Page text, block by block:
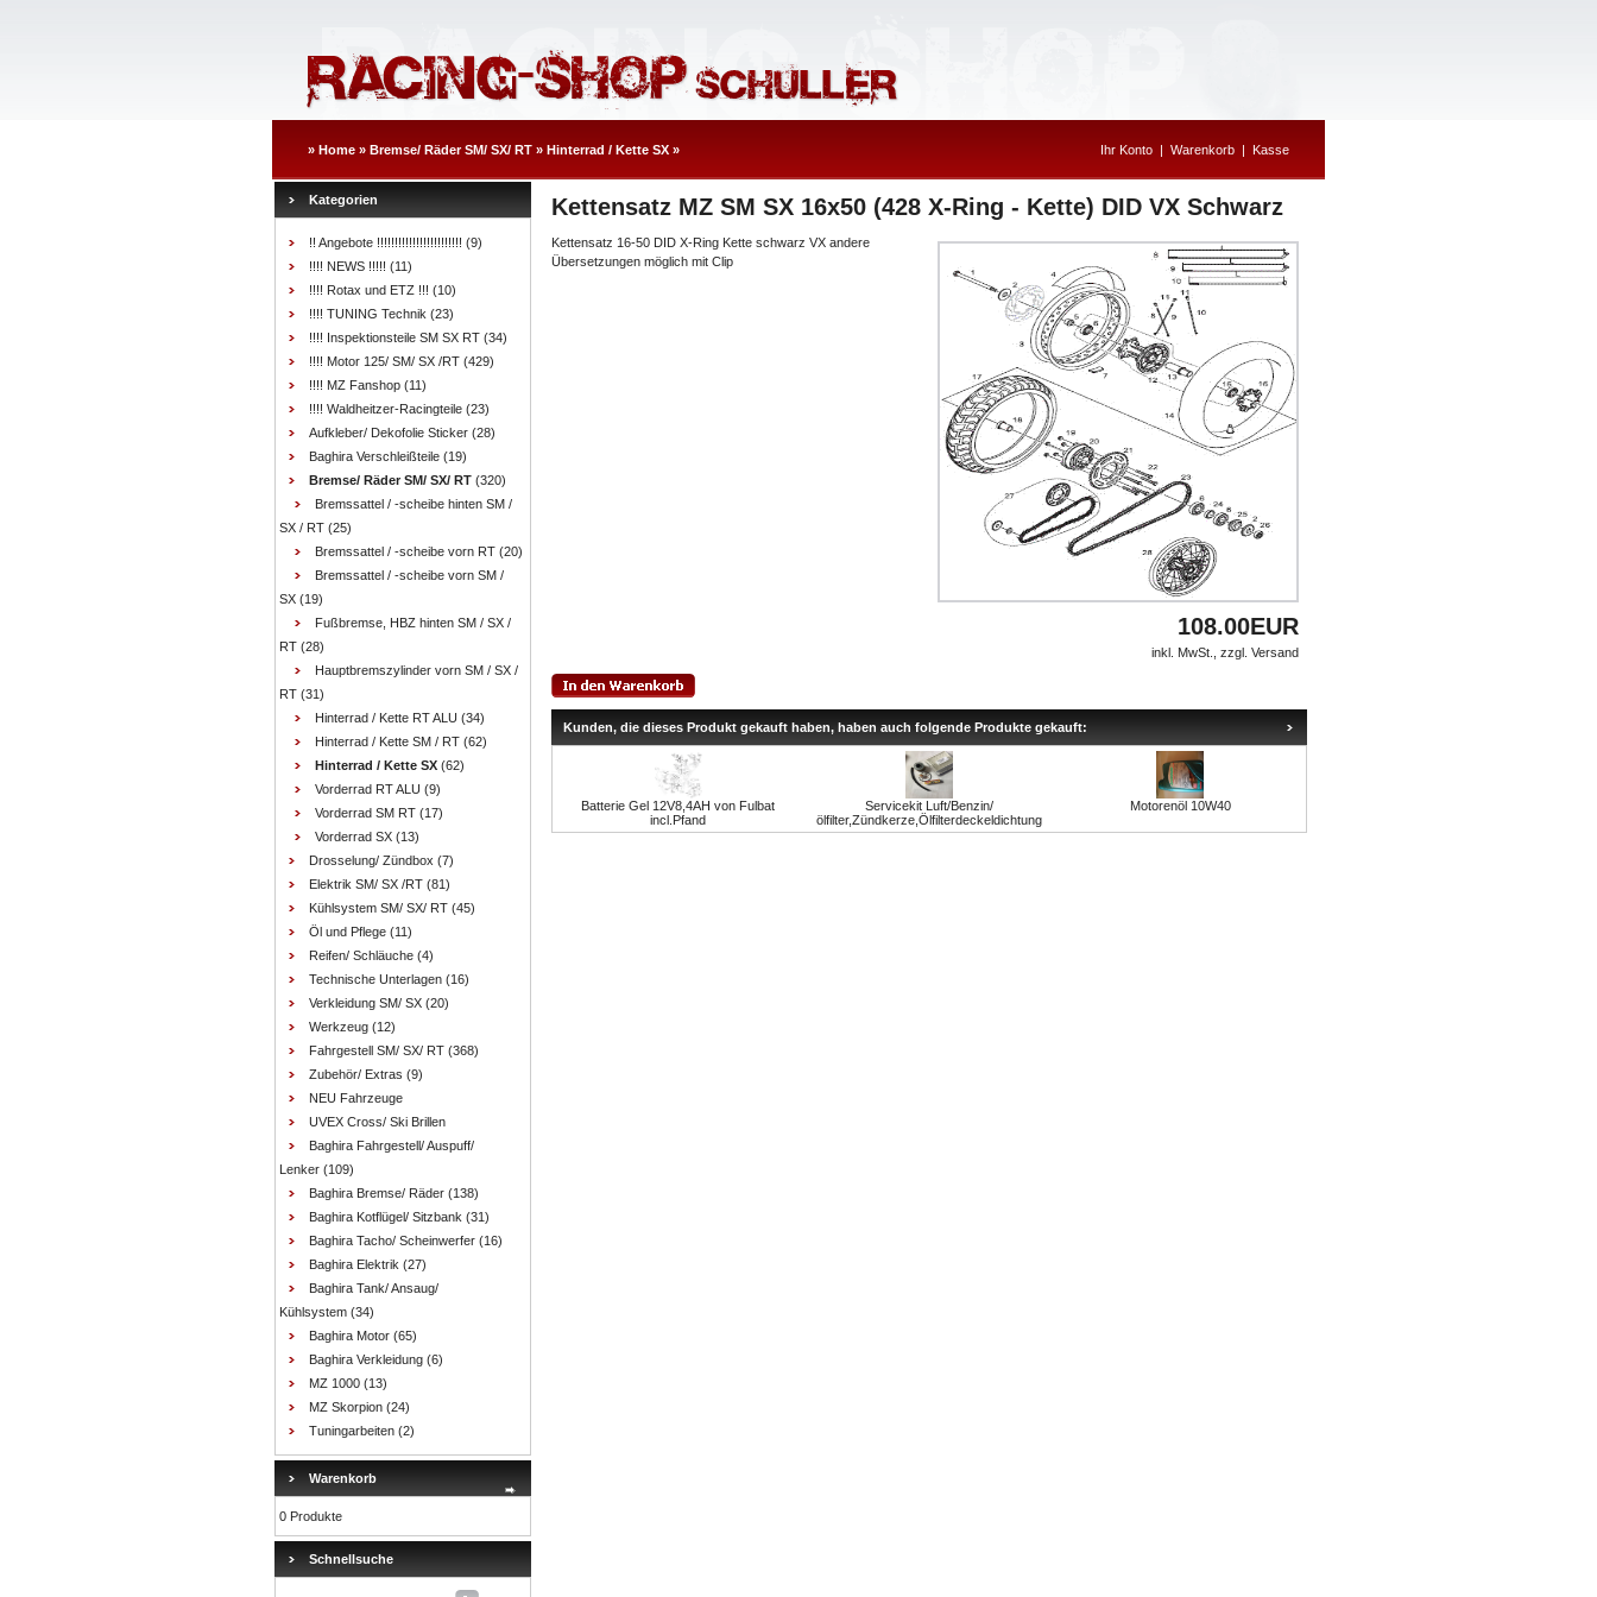
» Home » Bremse/ Räder SM/ SX/ RT » Hinterrad / Kette SX » Ihr Konto | Warenkorb | Kasse
Kategorien
!! Angebote !!!!!!!!!!!!!!!!!!!!!!!! (9)
!!!! NEWS !!!!! (11)
!!!! Rotax und ETZ !!! (10)
!!!! TUNING Technik (23)
!!!! Inspektionsteile SM SX RT (34)
!!!! Motor 125/ SM/ SX /RT (429)
!!!! MZ Fanshop (11)
!!!! Waldheitzer-Racingteile (23)
Aufkleber/ Dekofolie Sticker (28)
Baghira Verschleißteile (19)
Bremse/ Räder SM/ SX/ RT (320)
Bremssattel / -scheibe hinten SM /
SX / RT (25)
Bremssattel / -scheibe vorn RT (20)
Bremssattel / -scheibe vorn SM /
SX (19)
Fußbremse, HBZ hinten SM / SX /
RT (28)
Hauptbremszylinder vorn SM / SX /
RT (31)
Hinterrad / Kette RT ALU (34)
Hinterrad / Kette SM / RT (62)
Hinterrad / Kette SX (62)
Vorderrad RT ALU (9)
Vorderrad SM RT (17)
Vorderrad SX (13)
Drosselung/ Zündbox (7)
Elektrik SM/ SX /RT (81)
Kühlsystem SM/ SX/ RT (45)
Öl und Pflege (11)
Reifen/ Schläuche (4)
Technische Unterlagen (16)
Verkleidung SM/ SX (20)
Werkzeug (12)
Fahrgestell SM/ SX/ RT (368)
Zubehör/ Extras (9)
NEU Fahrzeuge
UVEX Cross/ Ski Brillen
Baghira Fahrgestell/ Auspuff/
Lenker (109)
Baghira Bremse/ Räder (138)
Baghira Kotflügel/ Sitzbank (31)
Baghira Tacho/ Scheinwerfer (16)
Baghira Elektrik (27)
Baghira Tank/ Ansaug/
Kühlsystem (34)
Baghira Motor (65)
Baghira Verkleidung (6)
MZ 1000 (13)
MZ Skorpion (24)
Tuningarbeiten (2)
Warenkorb
0 Produkte
Schnellsuche
Kettensatz MZ SM SX 16x50 (428 X-Ring - Kette) DID VX Schwarz
108.00EUR
inkl. MwSt., zzgl. Versand
Kettensatz 16-50 DID X-Ring Kette schwarz VX andere
Übersetzungen möglich mit Clip
Kunden, die dieses Produkt gekauft haben, haben auch folgende Produkte gekauft:
Batterie Gel 12V8,4AH von Fulbat
incl.Pfand
Servicekit Luft/Benzin/
ölfilter,Zündkerze,Ölfilterdeckeldichtung
Motorenöl 10W40